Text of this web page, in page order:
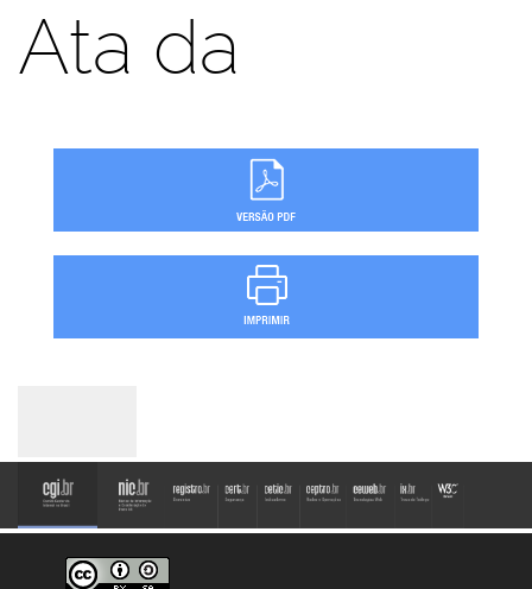
Ata da